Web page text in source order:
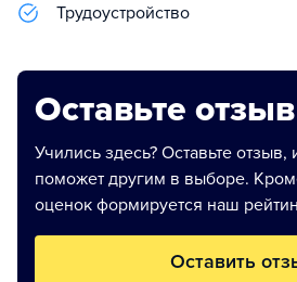
Трудоустройство
Оставьте отзыв
Учились здесь? Оставьте отзыв,
поможет другим в выборе.
оценок формируется наш
Оставить